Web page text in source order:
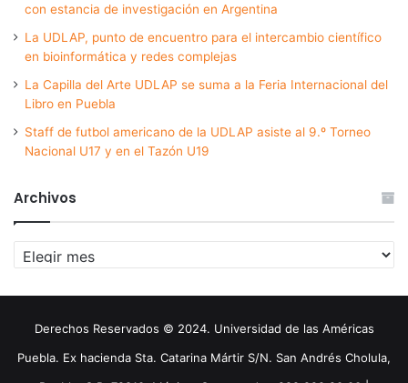
con estancia de investigación en Argentina
La UDLAP, punto de encuentro para el intercambio científico
en bioinformática y redes complejas
La Capilla del Arte UDLAP se suma a la Feria Internacional del
Libro en Puebla
Staff de futbol americano de la UDLAP asiste al 9.º Torneo
Nacional U17 y en el Tazón U19
Archivos
Archivos
Derechos Reservados © 2024. Universidad de las Américas
Puebla. Ex hacienda Sta. Catarina Mártir S/N. San Andrés Cholula,